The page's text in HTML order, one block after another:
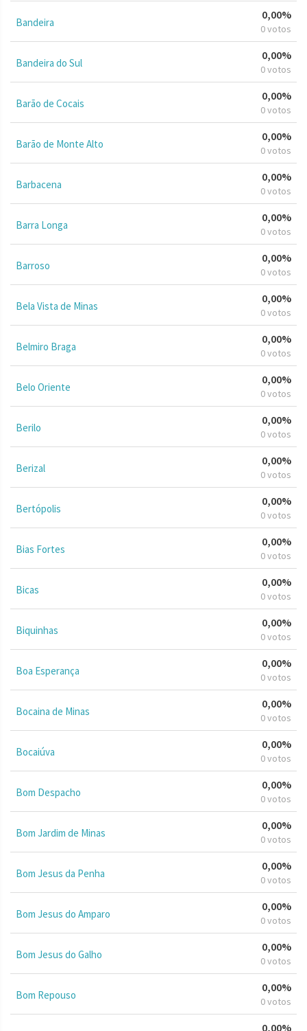
Bandeira
0,00%
0 votos
Bandeira do Sul
0,00%
0 votos
Barão de Cocais
0,00%
0 votos
Barão de Monte Alto
0,00%
0 votos
Barbacena
0,00%
0 votos
Barra Longa
0,00%
0 votos
Barroso
0,00%
0 votos
Bela Vista de Minas
0,00%
0 votos
Belmiro Braga
0,00%
0 votos
Belo Oriente
0,00%
0 votos
Berilo
0,00%
0 votos
Berizal
0,00%
0 votos
Bertópolis
0,00%
0 votos
Bias Fortes
0,00%
0 votos
Bicas
0,00%
0 votos
Biquinhas
0,00%
0 votos
Boa Esperança
0,00%
0 votos
Bocaina de Minas
0,00%
0 votos
Bocaiúva
0,00%
0 votos
Bom Despacho
0,00%
0 votos
Bom Jardim de Minas
0,00%
0 votos
Bom Jesus da Penha
0,00%
0 votos
Bom Jesus do Amparo
0,00%
0 votos
Bom Jesus do Galho
0,00%
0 votos
Bom Repouso
0,00%
0 votos
0,00%